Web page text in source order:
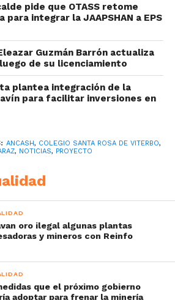
pide que OTASS retome
integrar la JAAPSHAN a EPS
Guzmán Barrón actualiza
de su licenciamiento
plantea integración de la
para facilitar inversiones en
ANCASH, COLEGIO SANTA ROSA DE VITERBO,
, NOTICIAS, PROYECTO
oro ilegal algunas plantas
y mineros con Reinfo
que el próximo gobierno
adoptar para frenar la minería